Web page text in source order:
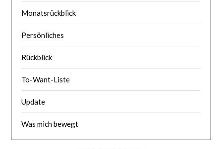
Monatsrückblick
Persönliches
Rückblick
To-Want-Liste
Update
Was mich bewegt